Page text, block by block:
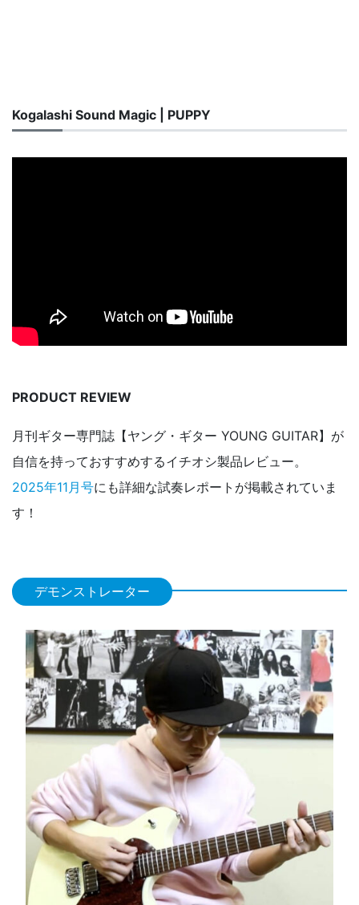
Kogalashi Sound Magic | PUPPY
PRODUCT REVIEW
月刊ギター専門誌【ヤング・ギター YOUNG GUITAR】が
自信を持っておすすめするイチオシ製品レビュー。
2025年11月号にも詳細な試奏レポートが掲載されていま
す！
デモンストレーター